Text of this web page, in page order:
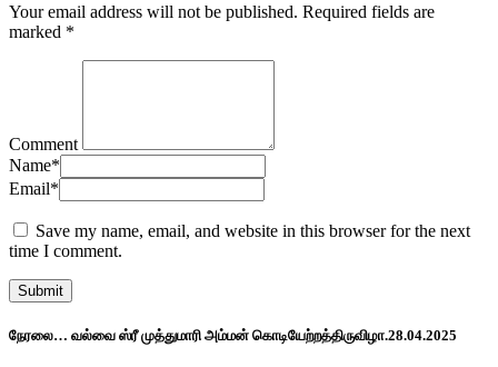
Your email address will not be published. Required fields are
marked *
Comment
Name*
Email*
Save my name, email, and website in this browser for the next
time I comment.
நேரலை… வல்வை ஸ்ரீ முத்துமாரி அம்மன் கொடியேற்றத்திருவிழா.28.04.2025